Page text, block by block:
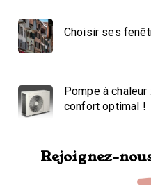
Choisir ses
Pompe à
confort optimal !
Rejoignez-